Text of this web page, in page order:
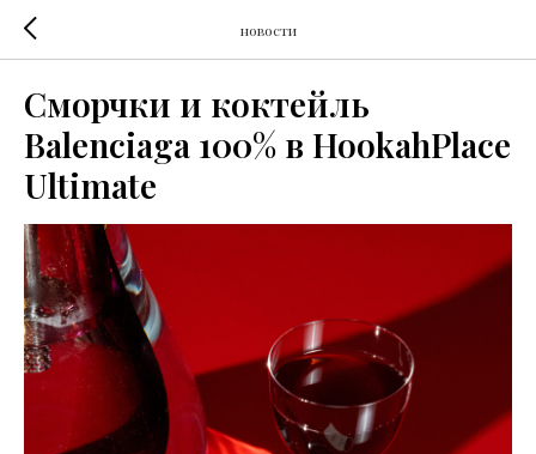
новости
Сморчки и коктейль
Balenciaga 100% в HookahPlace
Ultimate